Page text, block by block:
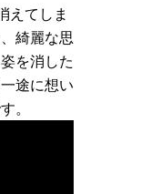
えてしま
綺麗な思
を消した
途に想い
。